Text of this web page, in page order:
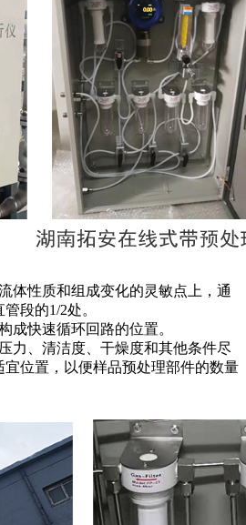
体性质和组成变化的灵敏点上，通
段的1/2处。
成快速循环回路的位置。
力、清洁度、干燥度和其他条件尽
位置，以便样品预处理部件的数量